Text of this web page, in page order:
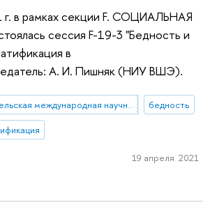
г. в рамках секции F. СОЦИАЛЬНАЯ
сессия F-19-3 "Бедность и
в
А. И. Пишняк (НИУ ВШЭ).
XXII Апрельская международная научная конференция
бедность
19 апреля 2021